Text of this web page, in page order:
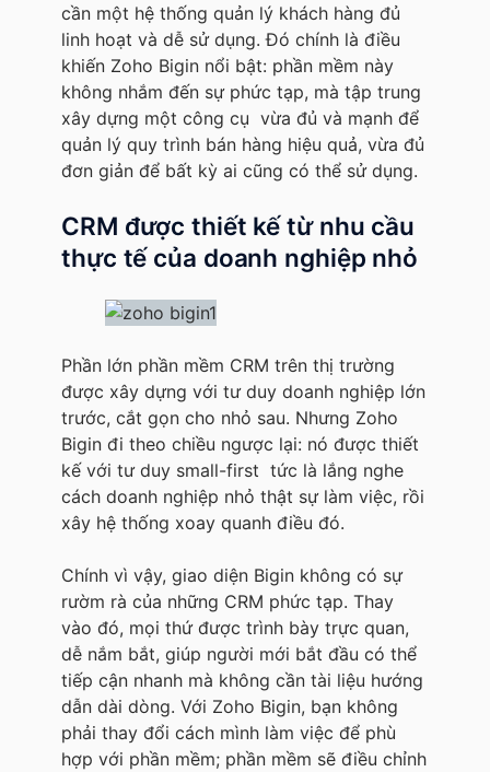
cần một hệ thống quản lý khách hàng đủ
linh hoạt và dễ sử dụng. Đó chính là điều
khiến Zoho Bigin nổi bật: phần mềm này
không nhắm đến sự phức tạp, mà tập trung
xây dựng một công cụ vừa đủ và mạnh để
quản lý quy trình bán hàng hiệu quả, vừa đủ
đơn giản để bất kỳ ai cũng có thể sử dụng.
CRM được thiết kế từ nhu cầu
thực tế của doanh nghiệp nhỏ
Phần lớn phần mềm CRM trên thị trường
được xây dựng với tư duy doanh nghiệp lớn
trước, cắt gọn cho nhỏ sau. Nhưng Zoho
Bigin đi theo chiều ngược lại: nó được thiết
kế với tư duy small-first tức là lắng nghe
cách doanh nghiệp nhỏ thật sự làm việc, rồi
xây hệ thống xoay quanh điều đó.
Chính vì vậy, giao diện Bigin không có sự
rườm rà của những CRM phức tạp. Thay
vào đó, mọi thứ được trình bày trực quan,
dễ nắm bắt, giúp người mới bắt đầu có thể
tiếp cận nhanh mà không cần tài liệu hướng
dẫn dài dòng. Với Zoho Bigin, bạn không
phải thay đổi cách mình làm việc để phù
hợp với phần mềm; phần mềm sẽ điều chỉnh